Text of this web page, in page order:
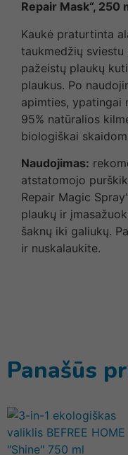
Repair Mask“, 250
Kaukė praturtinta
taukmedžių
pažeistų plaukų
plaukus. Po
apimties, ypatingai
95% natūralios
biologiškai
Naudojimas:
atstatomojo
Repair Magic
plaukų ir
šaknų iki galiukų.
ir nuskalaukite.
Panašūs